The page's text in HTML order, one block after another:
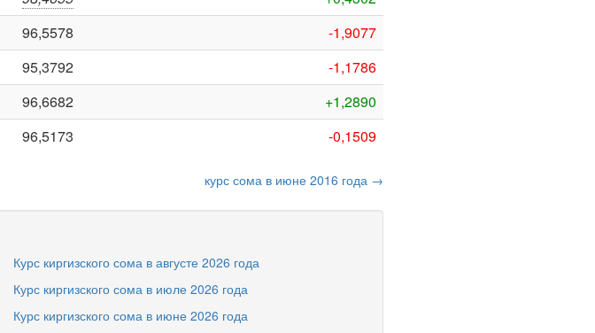
96,5578
-1,9077
95,3792
-1,1786
96,6682
+1,2890
96,5173 -0,1509
курс сома в июне 2016 года →
Курс киргизского сома в августе 2026 года
Курс киргизского сома в июле 2026 года
Курс киргизского сома в июне 2026 года